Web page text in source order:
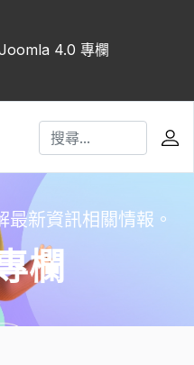
4.0 專欄
欄
最新資訊相關情報。